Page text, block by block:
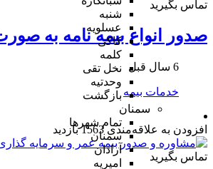
شنبه
عسلویه
کاکی
کلمه
نخل تقی
وحدتیه
بازگشت
سمنان
تمام شهر‌ها
سمنان
آرادان
امیریه
تماس بگیرید
صدور انواع بیمه نامه به
6 سال قبل
خدمات بیمه
افزودن به علاقه‌مندی 1563 بازدید
تماس بگیرید